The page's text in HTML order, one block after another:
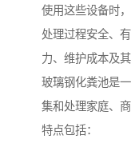
使用这些设备时
处理过程安全、
力、维护成本及
玻璃钢化粪池是
集和处理家庭、
特点包括：